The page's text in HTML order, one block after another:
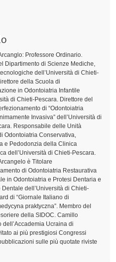
Professore Ordinario.
Dipartimento di Scienze Mediche,
dell’Università di Chieti-
della Scuola di
in Odontoiatria Infantile
di Chieti-Pescara. Direttore del
di “Odontoiatria
Invasiva” dell’Università di
Responsabile delle Unità
Odontoiatria Conservativa,
e Pedodonzia della Clinica
dell’Università di Chieti-Pescara.
è Titolare
di Odontoiatria Restaurativa
in Odontoiatria e Protesi Dentaria e
dell’Università di Chieti-
di “Giornale Italiano di
praktyczna”. Membro del
della SIDOC. Camillo
Ucraina di
ai più prestigiosi Congressi
sulle più quotate riviste